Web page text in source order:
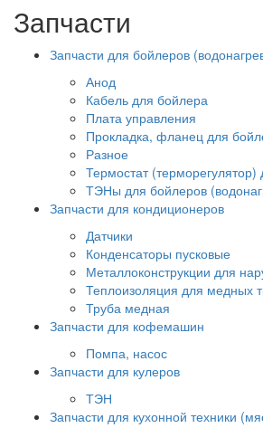
Запчасти
Запчасти для бойлеров
Анод
Кабель для бойлера
Плата управления
Прокладка, фланец для
Разное
Термостат (терморегулятор)
ТЭНы для бойлеров
Запчасти для кондиционеров
Датчики
Конденсаторы пусковые
Металлоконструкции для
Теплоизоляция для медных
Труба медная
Запчасти для кофемашин
Помпа, насос
Запчасти для кулеров
ТЭН
Запчасти для кухонной техники